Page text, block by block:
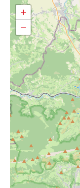
+
−